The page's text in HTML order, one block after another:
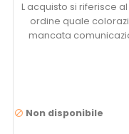
L acquisto si riferisce
ordine quale
mancata
 Non disponibile